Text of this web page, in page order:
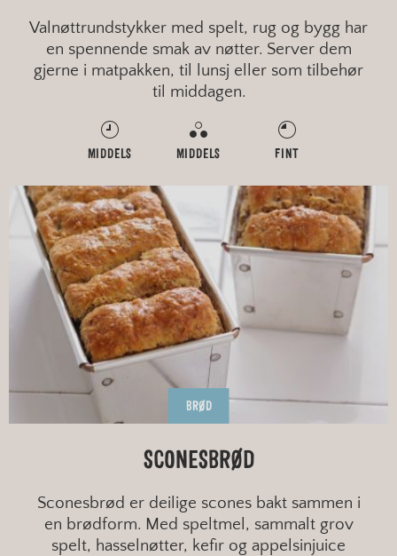
Valnøttrundstykker med spelt, rug og bygg har
en spennende smak av nøtter. Server dem
gjerne i matpakken, til lunsj eller som tilbehør
til middagen.
MIDDELS MIDDELS FINT
BRØD
SCONESBRØD
Sconesbrød er deilige scones bakt sammen i
en brødform. Med speltmel, sammalt grov
spelt, hasselnøtter, kefir og appelsinjuice